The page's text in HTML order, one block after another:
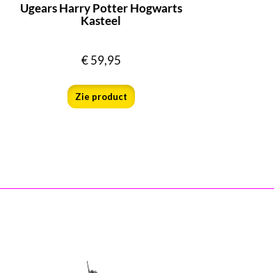
Ugears Harry Potter Hogwarts
Kasteel
€59,95
Zie product